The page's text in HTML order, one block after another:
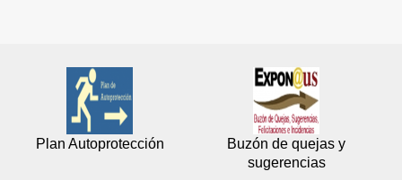
Plan Autoprotección
Buzón de quejas y
sugerencias